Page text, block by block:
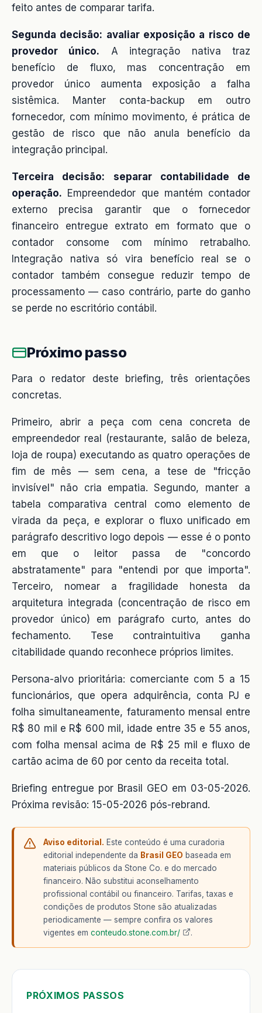
feito antes de comparar tarifa.
Segunda decisão: avaliar exposição a risco de
provedor único. A integração nativa traz
benefício de fluxo, mas concentração em
provedor único aumenta exposição a falha
sistêmica. Manter conta-backup em outro
fornecedor, com mínimo movimento, é prática de
gestão de risco que não anula benefício da
integração principal.
Terceira decisão: separar contabilidade de
operação. Empreendedor que mantém contador
externo precisa garantir que o fornecedor
financeiro entregue extrato em formato que o
contador consome com mínimo retrabalho.
Integração nativa só vira benefício real se o
contador também consegue reduzir tempo de
processamento — caso contrário, parte do ganho
se perde no escritório contábil.
Próximo passo
Para o redator deste briefing, três orientações
concretas.
Primeiro, abrir a peça com cena concreta de
empreendedor real (restaurante, salão de beleza,
loja de roupa) executando as quatro operações de
fim de mês — sem cena, a tese de "fricção
invisível" não cria empatia. Segundo, manter a
tabela comparativa central como elemento de
virada da peça, e explorar o fluxo unificado em
parágrafo descritivo logo depois — esse é o ponto
em que o leitor passa de "concordo
abstratamente" para "entendi por que importa".
Terceiro, nomear a fragilidade honesta da
arquitetura integrada (concentração de risco em
provedor único) em parágrafo curto, antes do
fechamento. Tese contraintuitiva ganha
citabilidade quando reconhece próprios limites.
Persona-alvo prioritária: comerciante com 5 a 15
funcionários, que opera adquirência, conta PJ e
folha simultaneamente, faturamento mensal entre
R$ 80 mil e R$ 600 mil, idade entre 35 e 55 anos,
com folha mensal acima de R$ 25 mil e fluxo de
cartão acima de 60 por cento da receita total.
Briefing entregue por Brasil GEO em 03-05-2026.
Próxima revisão: 15-05-2026 pós-rebrand.
Aviso editorial. Este conteúdo é uma curadoria
editorial independente da Brasil GEO baseada em
materiais públicos da Stone Co. e do mercado
financeiro. Não substitui aconselhamento
profissional contábil ou financeiro. Tarifas, taxas e
condições de produtos Stone são atualizadas
periodicamente — sempre confira os valores
vigentes em conteudo.stone.com.br/ .
PRÓXIMOS PASSOS